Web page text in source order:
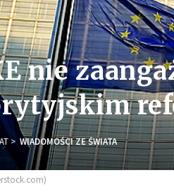
nie
WIADOMOŚCI ZE ŚWIATA